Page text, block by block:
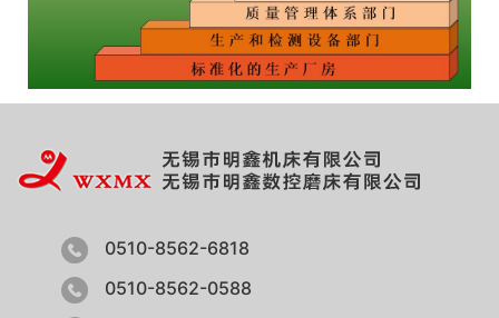
0510-8562-6818
0510-8562-0588